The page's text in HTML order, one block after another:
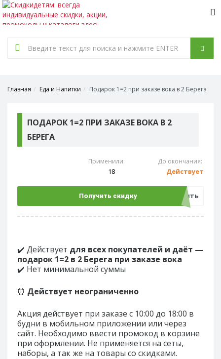
Главная Еда и Напитки Подарок 1=2 при заказе вока в 2 Берега
ПОДАРОК 1=2 ПРИ ЗАКАЗЕ ВОКА В 2
БЕРЕГА
Применили:
18
До окончания:
Действует
Получить скидку Открыть
✔️ Действует для всех покупателей и даёт —
подарок 1=2 в 2 Берега при заказе вока
✔️ Нет минимальной суммы
⏰ Действует неограниченно
Акция действует при заказе с 10:00 до 18:00 в
будни в мобильном приложении или через
сайт. Необходимо ввести промокод в корзине
при оформлении. Не применяется на сеты,
наборы, а так же на товары со скидками.